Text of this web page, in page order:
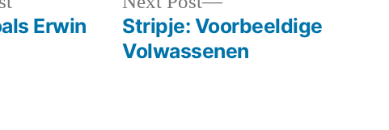
post:Erwin
post:
Stripje: Voorbeeldige
Volwassenen